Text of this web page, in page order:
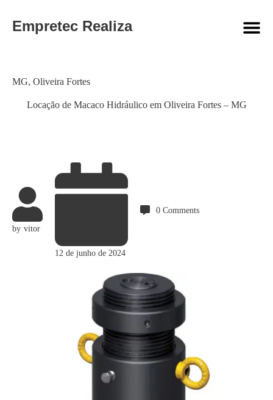
Empretec Realiza
Locação de Macaco Hidráulico em Oliveira Fortes – MG
Category
MG, Oliveira Fortes
by vitor
12 de junho de 2024
0 Comments